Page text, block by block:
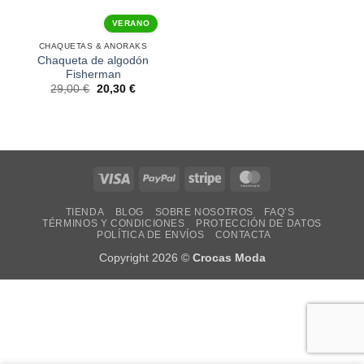
VERANO
CHAQUETAS & ANORAKS
Chaqueta de algodón
Fisherman
29,00€ 20,30 €
Visa PayPal Stripe
TIENDA BLOG SOBRE NOSOTROS
FAQ’S
TÉRMINOS Y CONDICIONES
PROTECCIÓN DE DATOS
POLÍTICA DE ENVÍOS
CONTACTA
Copyright 2026 © Crocas Moda